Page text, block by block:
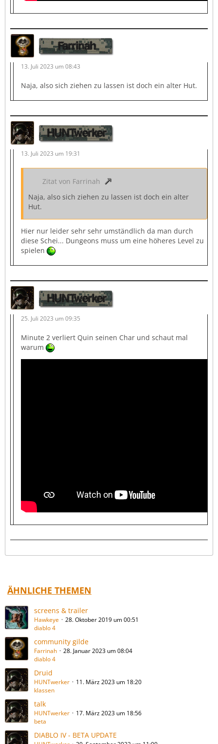
Farrinah
13. Juli 2023 um 08:43
Naja, also sich ziehen zu lassen ist doch ein alter Hut.
HUNTwerker
13. Juli 2023 um 19:31
Zitat von Farrinah
Naja, also sich ziehen zu lassen ist doch ein alter
Hut.
Hier nur leider sehr sehr umständlich da man durch
diese Schei... Dungeons muss um eine höheres Level zu
spielen
HUNTwerker
25. Juli 2023 um 09:35
Minute 2 verliert Quin seinen Char und schaut mal
warum
ÄHNLICHE THEMEN
screens & trailer
Hawkeye
28. Oktober 2019 um 00:51
diablo 4
community gilde
Farrinah
28. Januar 2023 um 08:04
diablo 4
Druid
HUNTwerker
11. März 2023 um 18:20
klassen
talk
HUNTwerker
17. März 2023 um 18:56
beta
DIABLO IV - BETA UPDATE